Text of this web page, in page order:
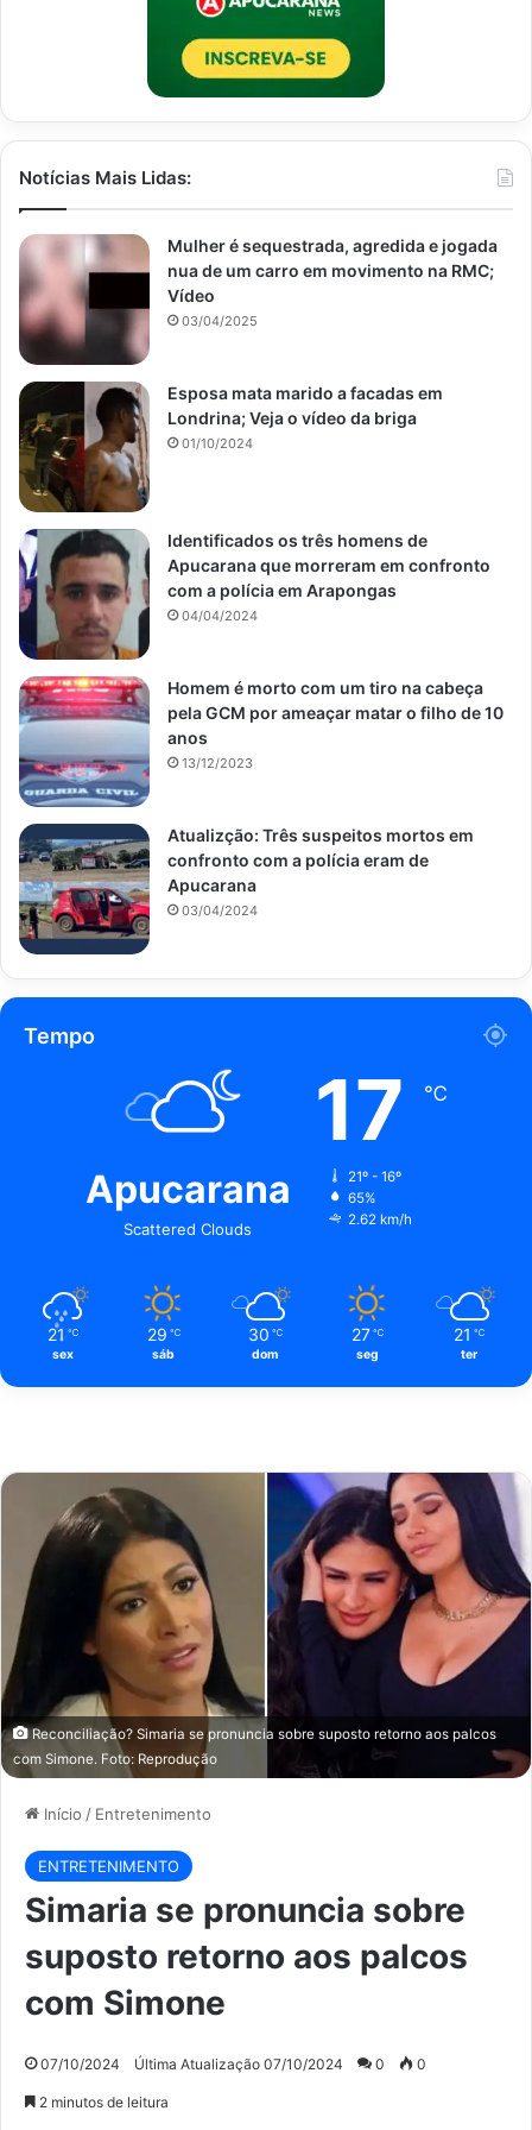
Reconciliação? Simaria se pronuncia sobre suposto retorno aos palcos
com Simone. Foto: Reprodução
Início / Entretenimento
ENTRETENIMENTO
Simaria se pronuncia sobre
suposto retorno aos palcos
com Simone
07/10/2024 Última Atualização 07/10/2024 0 0
2 minutos de leitura
Notícias Mais Lidas:
Mulher é sequestrada, agredida e jogada
nua de um carro em movimento na RMC;
Vídeo
03/04/2025
Esposa mata marido a facadas em
Londrina; Veja o vídeo da briga
01/10/2024
Identificados os três homens de
Apucarana que morreram em confronto
com a polícia em Arapongas
04/04/2024
Homem é morto com um tiro na cabeça
pela GCM por ameaçar matar o filho de 10
anos
13/12/2023
Atualizção: Três suspeitos mortos em
confronto com a polícia eram de
Apucarana
03/04/2024
Tempo
Apucarana
Scattered Clouds
17 ℃
21º - 16º
65%
2.62 km/h
21 ℃
sex
29 ℃
sáb
30 ℃
dom
27 ℃
seg
21 ℃
ter